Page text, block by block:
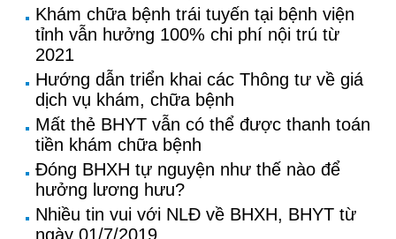
Khám chữa bệnh trái tuyến tại bệnh viện
tỉnh vẫn hưởng 100% chi phí nội trú từ
2021
Hướng dẫn triển khai các Thông tư về giá
dịch vụ khám, chữa bệnh
Mất thẻ BHYT vẫn có thể được thanh toán
tiền khám chữa bệnh
Đóng BHXH tự nguyện như thế nào để
hưởng lương hưu?
Nhiều tin vui với NLĐ về BHXH, BHYT từ
ngày 01/7/2019